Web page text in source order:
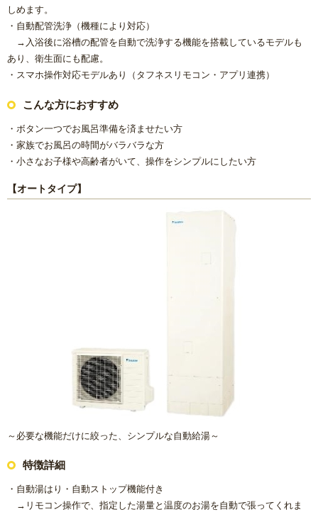
しめます。
・自動配管洗浄（機種により対応）
→入浴後に浴槽の配管を自動で洗浄する機能を搭載しているモデルも
あり、衛生面にも配慮。
・スマホ操作対応モデルあり（タフネスリモコン・アプリ連携）
こんな方におすすめ
・ボタン一つでお風呂準備を済ませたい方
・家族でお風呂の時間がバラバラな方
・小さなお子様や高齢者がいて、操作をシンプルにしたい方
【オートタイプ】
～必要な機能だけに絞った、シンプルな自動給湯～
特徴詳細
・自動湯はり・自動ストップ機能付き
→リモコン操作で、指定した湯量と温度のお湯を自動で張ってくれま